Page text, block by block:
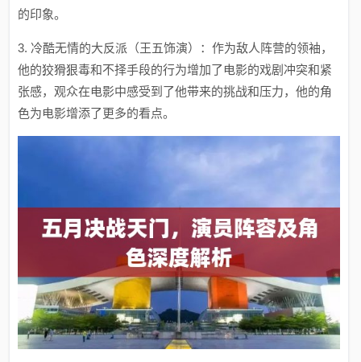
的印象。
3. 冷酷无情的大反派（王五饰演）：作为敌人阵营的领袖，
他的狡猾狠毒和不择手段的行为增加了电影的戏剧冲突和紧
张感，观众在电影中感受到了他带来的挑战和压力，他的角
色为电影增添了更多的看点。